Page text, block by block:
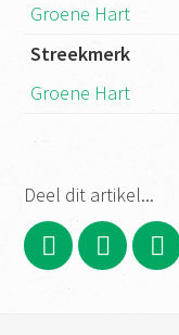
Groene Hart
Streekmerk
Groene Hart
Deel dit artikel...